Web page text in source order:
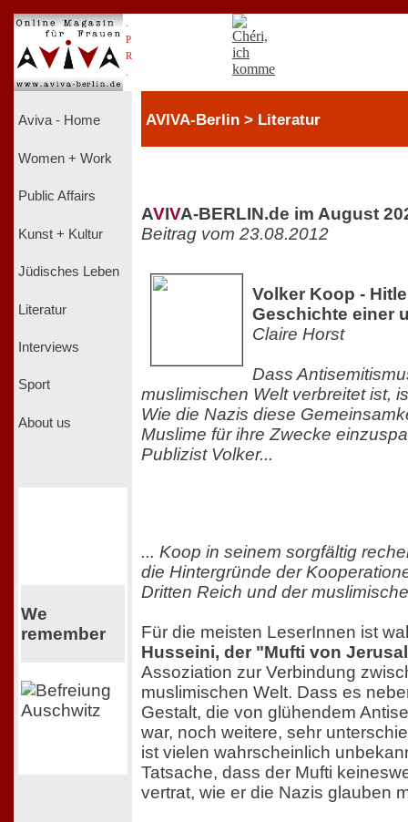
P
R
Aviva - Home
Women + Work
Public Affairs
Kunst + Kultur
Jüdisches Leben
Literatur
Interviews
Sport
About us
We
remember
AVIVA-Berlin > Literatur
AVIVA-BERLIN.de im August
Beitrag vom 23.08.2012
Volker Koop -
Geschichte einer
Claire Horst
Dass
muslimischen Welt verbreitet ist,
Wie die Nazis diese
Muslime für ihre Zwecke
Publizist Volker...
... Koop in seinem sorgfältig
die Hintergründe der
Dritten Reich und der
Für die meisten LeserInnen ist
Husseini, der "Mufti von
Assoziation zur Verbindung
muslimischen Welt. Dass es
Gestalt, die von glühendem
war, noch weitere, sehr
ist vielen wahrscheinlich
Tatsache, dass der Mufti
vertrat, wie er die Nazis glauben